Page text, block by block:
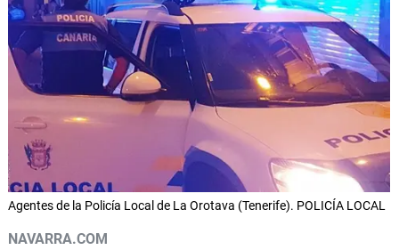
Agentes de la Policía Local de La Orotava (Tenerife). POLICÍA LOCAL
NAVARRA.COM